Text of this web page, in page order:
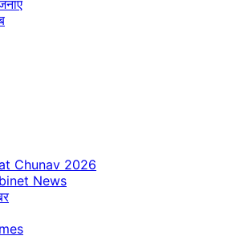
Chunav 2026
News